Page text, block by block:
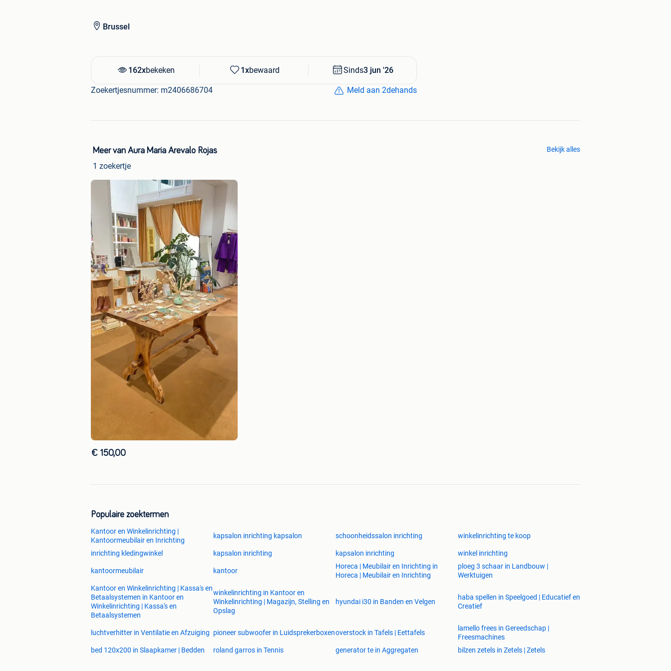
It is supported by a black carbon steel “spider” base (FEET SPIDER 5x5), delivered
A durable, stylish, and timeless piece designed to elevate any professional or residential
Brussel
162xbekeken 1xbewaard Sinds3 jun '26
Zoekertjesnummer: m2406686704 Meld aan 2dehands
Meer van Aura Maria Arevalo Rojas
1 zoekertje
Bekijk alles
€ 150,00
Populaire zoektermen
Kantoor en Winkelinrichting |
Kantoormeubilair en Inrichting
kapsalon inrichting kapsalon schoonheidssalon inrichting winkelinrichting te koop
inrichting kledingwinkel kapsalon inrichting kapsalon inrichting winkel inrichting
kantoormeubilair kantoor
Horeca | Meubilair en Inrichting in
Horeca | Meubilair en Inrichting
ploeg 3 schaar in Landbouw |
Werktuigen
Kantoor en Winkelinrichting | Kassa's en
Betaalsystemen in Kantoor en
Winkelinrichting | Kassa's en
Betaalsystemen
winkelinrichting in Kantoor en
Winkelinrichting | Magazijn, Stelling en
Opslag
hyundai i30 in Banden en Velgen
haba spellen in Speelgoed | Educatief en
Creatief
luchtverhitter in Ventilatie en Afzuiging pioneer subwoofer in Luidsprekerboxenoverstock in Tafels | Eettafels
lamello frees in Gereedschap |
Freesmachines
bed 120x200 in Slaapkamer | Bedden
roland garros in Tennis generator te in Aggregaten bilzen zetels in Zetels | Zetels